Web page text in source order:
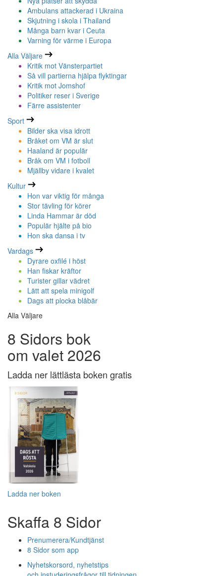
Ambulans attackerad i Ukraina
Skjutning i skola i Thailand
Många barn kvar i Ceuta
Varning för värme i Europa
Alla Väljare
Kritik mot Vänsterpartiet
Så vill partierna hjälpa flyktingar
Kritik mot Jomshof
Politiker reser i Sverige
Färre assistenter
Sport
Bilder ska visa idrott
Bråket om VM är slut
Haaland är populär
Bråk om VM i fotboll
Mjällby vidare i kvalet
Kultur
Hon var viktig för många
Stor tävling för körer
Linda Hammar är död
Populär hjälte på bio
Hon ska dansa i tv
Vardags
Dyrare oxfilé i höst
Han fiskar kräftor
Turister gillar vädret
Lätt att spela minigolf
Dags att plocka blåbär
Alla Väljare
8 Sidors bok
om valet 2026
Ladda ner lättlästa boken gratis
Ladda ner boken
Skaffa 8 Sidor
Prenumerera/Kundtjänst
8 Sidor som app
Nyhetskorsord, nyhetstips